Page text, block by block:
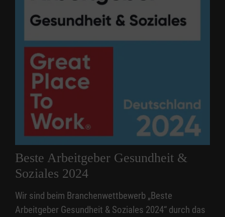
Beste Arbeitgeber Gesundheit &
Soziales 2024
Wir sind beim Branchenwettbewerb „Beste
Arbeitgeber Gesundheit & Soziales 2024“ durch das